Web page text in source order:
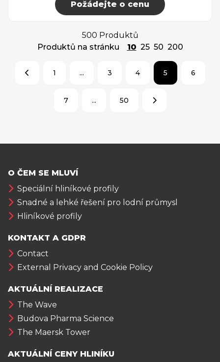
Požádejte o cenu
500 Produktů
Produktů na stránku
10 25 50 200
1 ... 3 4 5 6
7 ... 50
O ČEM SE MLUVÍ
Speciální hliníkové profily
Snadné a lehké řešení pro lodní průmysl
Hliníkové profily
KONTAKT A GDPR
Contact
External Privacy and Cookie Policy
AKTUÁLNÍ REALIZACE
The Wave
Budova Pharma Science
The Maersk Tower
AKTUÁLNÍ CENY HLINÍKU